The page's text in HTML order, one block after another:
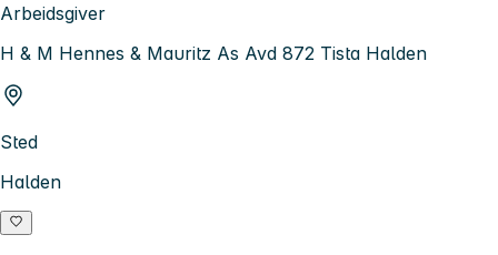
Arbeidsgiver
H & M Hennes & Mauritz As Avd 872 Tista Halden
Sted
Halden